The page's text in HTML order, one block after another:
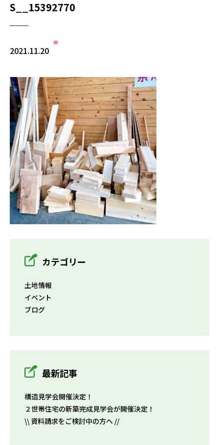
S__15392770
2021.11.20
カテゴリー
土地情報
イベント
ブログ
最新記事
構造見学会開催決定！
２世帯住宅の新築完成見学会が開催決定！
\\ 資料請求をご検討中の方へ //